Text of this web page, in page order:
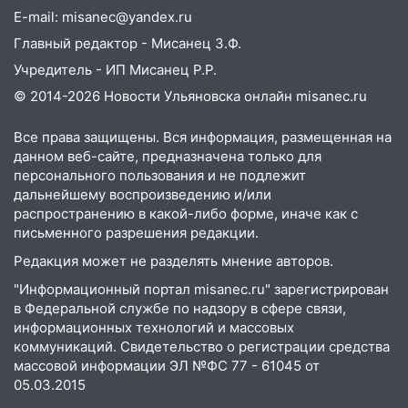
следствия Российской Федерации
19:30 Ульяновцев приглашают
поддержать «Симбирскую чебурашку»
на фестивале «ФормАРТ»
18:11
Ульяновская область стала
пилотным регионом проекта
«Культурное долголетие»
17:23 Прогноз погоды в Ульяновской
области на 8 августа
17:16
В реанимацию Ульяновской
областной больницы поступили шесть
новых аппаратов ИВЛ
16:51 В Чердаклинском районе
ремонтируют дороги, ставят остановки
и проводят новое освещение
E-mail: misanec@yandex.ru
Главный редактор - Мисанец З.Ф.
Учредитель - ИП Мисанец Р.Р.
© 2014-2026 Новости Ульяновска онлайн misanec.ru
Все права защищены. Вся информация, размещенная на
данном веб-сайте, предназначена только для
персонального пользования и не подлежит
дальнейшему воспроизведению и/или
распространению в какой-либо форме, иначе как с
письменного разрешения редакции.
Редакция может не разделять мнение авторов.
"Информационный портал misanec.ru" зарегистрирован
в Федеральной службе по надзору в сфере связи,
информационных технологий и массовых
коммуникаций. Свидетельство о регистрации средства
массовой информации ЭЛ №ФС 77 - 61045 от
05.03.2015